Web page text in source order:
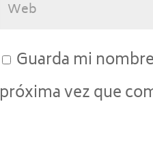
Guarda mi
próxima vez que